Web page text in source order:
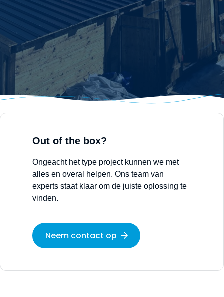
Out of the box?
Ongeacht het type project kunnen we met
alles en overal helpen. Ons team van
experts staat klaar om de juiste oplossing te
vinden.
Neem contact op